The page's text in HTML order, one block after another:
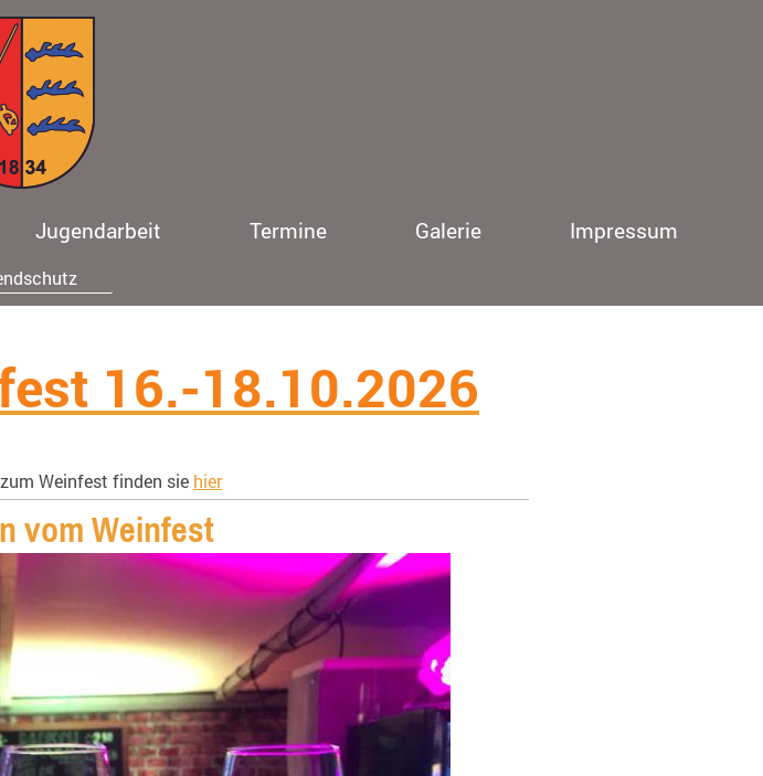
Jugendarbeit Termine Galerie Impressum
16.-18.10.2026
Weinfest finden sie hier
vom Weinfest